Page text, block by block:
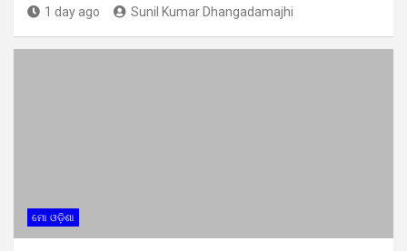
1 day ago Sunil Kumar Dhangadamajhi
ମୋ ଓଡ଼ିଶା